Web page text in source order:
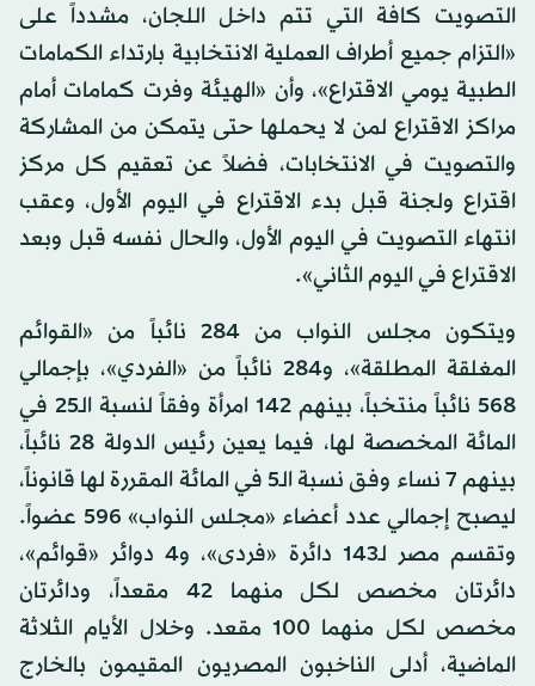
التصويت كافة التي تتم داخل اللجان، مشدداً على
«التزام جميع أطراف العملية الانتخابية بارتداء الكمامات
الطبية يومي الاقتراع»، وأن «الهيئة وفرت كمامات أمام
مراكز الاقتراع لمن لا يحملها حتى يتمكن من المشاركة
والتصويت في الانتخابات، فضلاً عن تعقيم كل مركز
اقتراع ولجنة قبل بدء الاقتراع في اليوم الأول، وعقب
انتهاء التصويت في اليوم الأول، والحال نفسه قبل وبعد
الاقتراع في اليوم الثاني».
ويتكون مجلس النواب من 284 نائباً من «القوائم
المغلقة المطلقة»، و284 نائباً من «الفردي»، بإجمالي
568 نائباً منتخباً، بينهم 142 امرأة وفقاً لنسبة الـ25 في
المائة المخصصة لها، فيما يعين رئيس الدولة 28 نائباً،
بينهم 7 نساء وفق نسبة الـ5 في المائة المقررة لها قانوناً،
ليصبح إجمالي عدد أعضاء «مجلس النواب» 596 عضواً.
وتقسم مصر لـ143 دائرة «فردى»، و4 دوائر «قوائم»،
دائرتان مخصص لكل منهما 42 مقعداً، ودائرتان
مخصص لكل منهما 100 مقعد. وخلال الأيام الثلاثة
الماضية، أدلى الناخبون المصريون المقيمون بالخارج